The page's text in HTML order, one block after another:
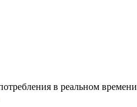
в реальном времени